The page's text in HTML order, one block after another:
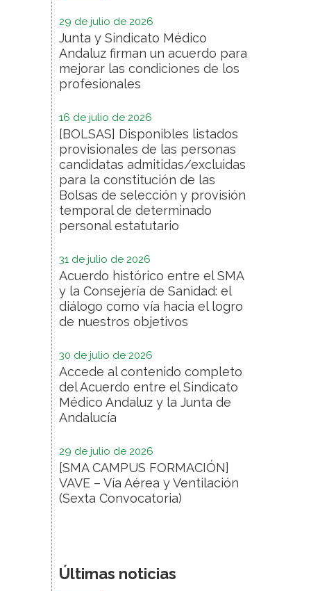
29 de julio de 2026
Junta y Sindicato Médico
Andaluz firman un acuerdo para
mejorar las condiciones de los
profesionales
16 de julio de 2026
[BOLSAS] Disponibles listados
provisionales de las personas
candidatas admitidas/excluidas
para la constitución de las
Bolsas de selección y provisión
temporal de determinado
personal estatutario
31 de julio de 2026
Acuerdo histórico entre el SMA
y la Consejería de Sanidad: el
diálogo como vía hacia el logro
de nuestros objetivos
30 de julio de 2026
Accede al contenido completo
del Acuerdo entre el Sindicato
Médico Andaluz y la Junta de
Andalucía
29 de julio de 2026
[SMA CAMPUS FORMACIÓN]
VAVE – Vía Aérea y Ventilación
(Sexta Convocatoria)
Últimas noticias